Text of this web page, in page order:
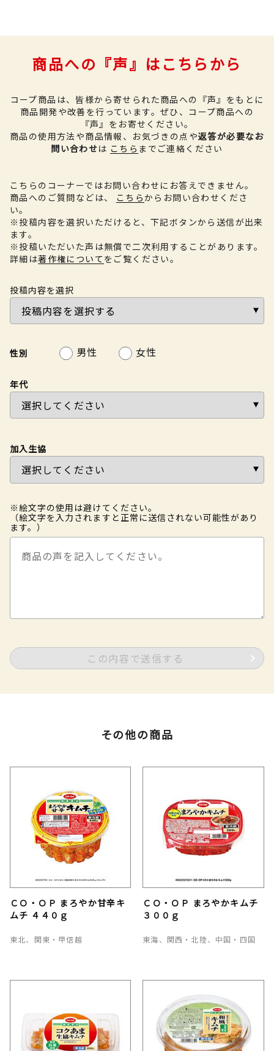
商品への『声』はこちらから
コープ商品は、皆様から寄せられた商品への『声』をもとに
商品開発や改善を行っています。 ぜひ、コープ商品への
『声』をお寄せください。
商品の使用方法や商品情報、お気づきの点や返答が必要なお
問い合わせは こちら までご連絡ください
こちらのコーナーではお問い合わせにお答えできません。
商品へのご質問などは、
こちらからお問い合わせくださ
い。
※投稿内容を選択いただけると、下記ボタンから送信が出来
ます。
※投稿いただいた声は無償で二次利用することがあります。
詳細は著作権について をご覧ください。
投稿内容を選択
性別 男性 女性
年代
加入生協
※絵文字の使用は避けてください。
（絵文字を入力されますと正常に送信されない可能性があり
ます。）
この内容で送信する
その他の商品
ＣＯ・ＯＰ まろやか甘辛キ
ムチ ４４０ｇ
東北、関東・甲信越
ＣＯ・ＯＰ まろやかキムチ
３００ｇ
東海、関西・北陸、中国・四国